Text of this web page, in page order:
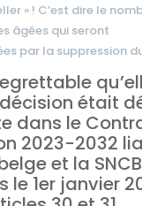
» ! C’est dire le
âgées qui seront
par la suppression
était
dans le
2023-2032
et la SNCB
le 1er janvier